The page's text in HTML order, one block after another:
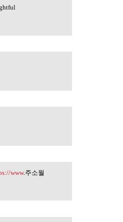
www.주소월